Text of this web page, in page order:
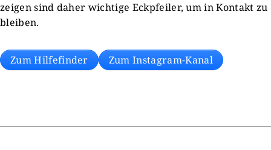
zeigen sind daher wichtige Eckpfeiler, um in Kontakt zu
bleiben.
Zum Hilfefinder Zum Instagram-Kanal